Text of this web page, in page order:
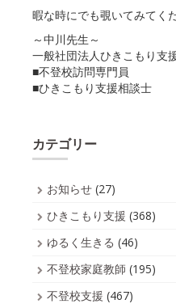
暇な時にでも覗いてみてく
～中川先生～
一般社団法人ひきこもり支
■不登校訪問専門員
■ひきこもり支援相談士
カテゴリー
お知らせ (27)
ひきこもり支援 (368)
ゆるく生きる (46)
不登校家庭教師 (195)
不登校支援 (467)